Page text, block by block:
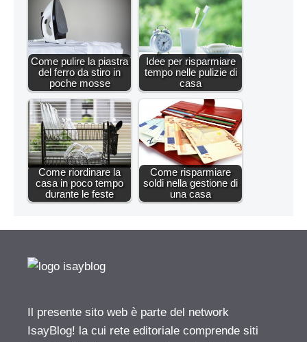
Come pulire la piastra
del ferro da stiro in
poche mosse
Idee per risparmiare
tempo nelle pulizie di
casa
Come riordinare la
casa in poco tempo
durante le feste
Come risparmiare
soldi nella gestione di
una casa
Il presente sito web è parte del network
IsayBlog! la cui rete editoriale comprende siti